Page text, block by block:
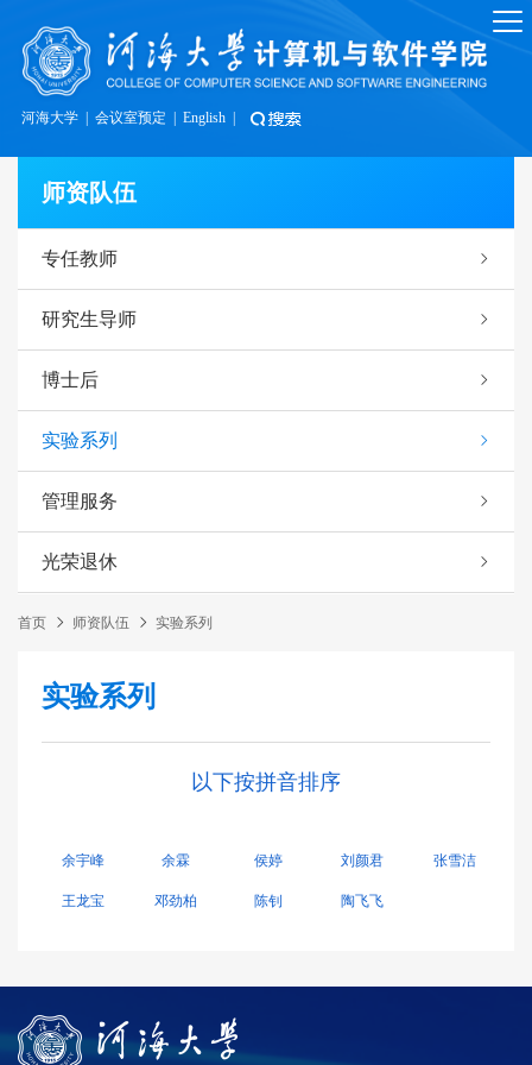
河海大学 会议室预定 English
师资队伍
专任教师
研究生导师
博士后
实验系列
管理服务
光荣退休
首页 师资队伍 实验系列
实验系列
以下按拼音排序
余宇峰 余霖 侯婷 刘颜君 张雪洁
王龙宝 邓劲柏 陈钊 陶飞飞